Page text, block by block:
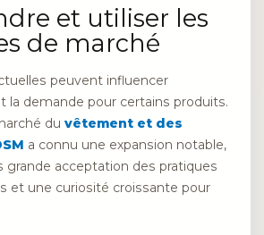
et utiliser les
de marché
peuvent influencer
la demande pour certains produits.
du vêtement et des
a connu une expansion notable,
grande acceptation des pratiques
et une curiosité croissante pour